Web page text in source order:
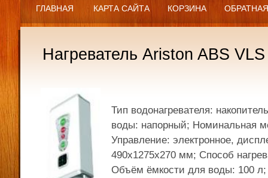
ГЛАВНАЯ КАРТА САЙТА КОРЗИНА
Нагреватель Ariston ABS
Тип водонагревателя:
воды: напорный; Номинальная
Управление: электронное,
490x1275x270 мм; Способ
Объём ёмкости для воды: 100